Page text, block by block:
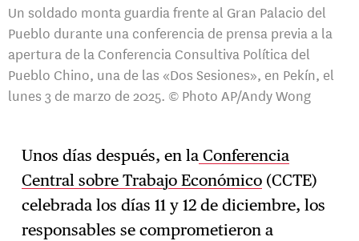
Un soldado monta guardia frente al Gran Palacio del
Pueblo durante una conferencia de prensa previa a la
apertura de la Conferencia Consultiva Política del
Pueblo Chino, una de las «Dos Sesiones», en Pekín, el
lunes 3 de marzo de 2025. © Photo AP/Andy Wong
Unos días después, en la Conferencia
Central sobre Trabajo Económico (CCTE)
celebrada los días 11 y 12 de diciembre, los
responsables se comprometieron a